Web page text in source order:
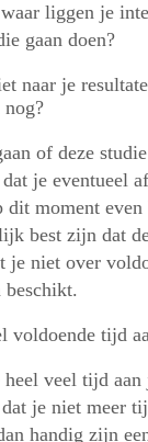
liggen je
gaan doen?
naar je
of deze
je eventueel
dit moment
best zijn dat
je niet over
beschikt.
voldoende tijd
veel tijd aan
je niet meer
handig zijn